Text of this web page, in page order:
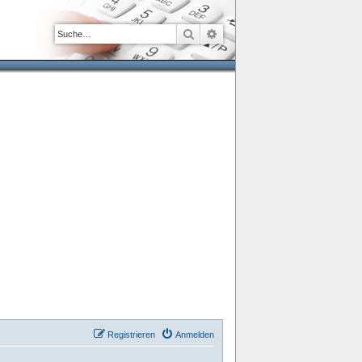
SucheErweiterte Suche
Anmelden
Registrieren